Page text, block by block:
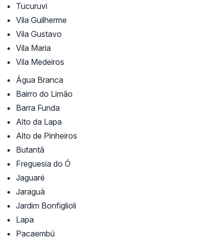
Tucuruvi
Vila Guilherme
Vila Gustavo
Vila Maria
Vila Medeiros
Água Branca
Bairro do Limão
Barra Funda
Alto da Lapa
Alto de Pinheiros
Butantã
Freguesia do Ó
Jaguaré
Jaraguá
Jardim Bonfiglioli
Lapa
Pacaembú